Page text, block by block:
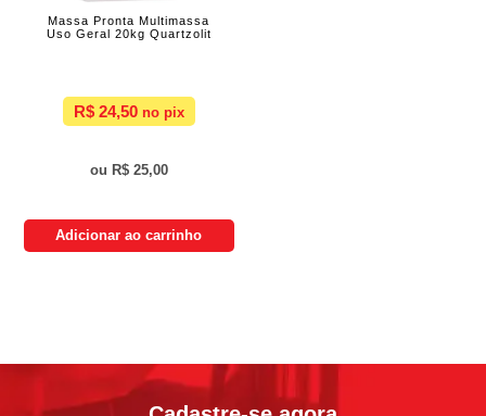
Massa Pronta Multimassa
Uso Geral 20kg Quartzolit
R$ 24,50
R$ 25,00
Adicionar ao carrinho